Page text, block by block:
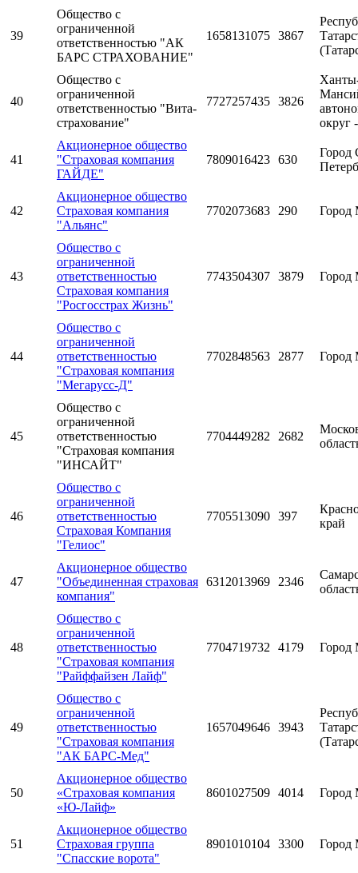
39
Общество с
ограниченной
ответственностью "АК
БАРС СТРАХОВАНИЕ"
1658131075 3867
40
Общество с
ограниченной
ответственностью "Вита-
страхование"
7727257435 3826
округ
41
Акционерное общество
"Страховая компания
ГАЙДЕ"
7809016423 630
Город
42
Акционерное общество
Страховая компания
"Альянс"
7702073683 290 Город
43
Общество с
ограниченной
ответственностью
Страховая компания
"Росгосстрах Жизнь"
7743504307 3879 Город
44
Общество с
ограниченной
ответственностью
"Страховая компания
"Мегарусс-Д"
7702848563 2877 Город
45
Общество с
ограниченной
ответственностью
"Страховая компания
"ИНСАЙТ"
7704449282 2682
46
Общество с
ограниченной
ответственностью
Страховая Компания
"Гелиос"
7705513090 397
край
47
Акционерное общество
"Объединенная страховая
компания"
6312013969 2346
48
Общество с
ограниченной
ответственностью
"Страховая компания
"Райффайзен Лайф"
7704719732 4179 Город
49
Общество с
ограниченной
ответственностью
"Страховая компания
"АК БАРС-Мед"
1657049646 3943
50
Акционерное общество
«Страховая компания
«Ю-Лайф»
8601027509 4014 Город
51
Акционерное общество
Страховая группа
"Спасские ворота"
8901010104 3300 Город